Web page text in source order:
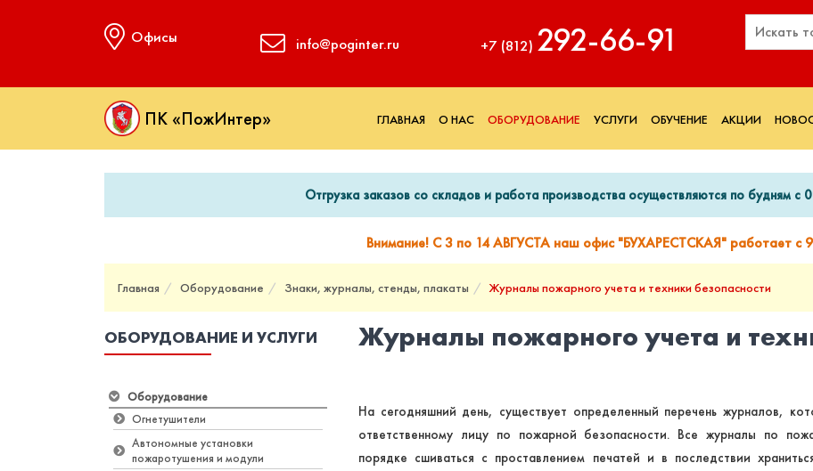
Офисы info@poginter.ru +7 (812) 292‑66‑91
ПК «ПожИнтер» ГЛАВНАЯ О НАС ОБОРУДОВАНИЕ УСЛУГИ ОБУЧЕНИЕ АКЦИИ
Отгрузка заказов со складов и работа производства осуществляются по будням с
Внимание! С 3 по 14 АВГУСТА наш офис "БУХАРЕСТСКАЯ" работает с
Главная Оборудование Знаки, журналы, стенды, плакаты Журналы пожарного учета и техники безопасности
ОБОРУДОВАНИЕ И УСЛУГИ
Оборудование
Огнетушители
Автономные установки
пожаротушения и модули
Журналы пожарного учета и
На сегодняшний день, существует определенный перечень журналов,
ответственному лицу по пожарной безопасности. Все журналы по
порядке сшиваться с проставлением печатей и в последствии